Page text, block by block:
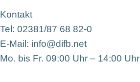
Kontakt
Tel: 02381/87 68 82-0
E-Mail: info@difb.net
Mo. bis Fr. 09:00 Uhr – 14:00 Uhr